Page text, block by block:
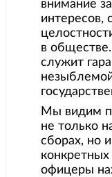
внимание
интересов,
в
служит
Мы видим
не только
сборах, но
офицеры